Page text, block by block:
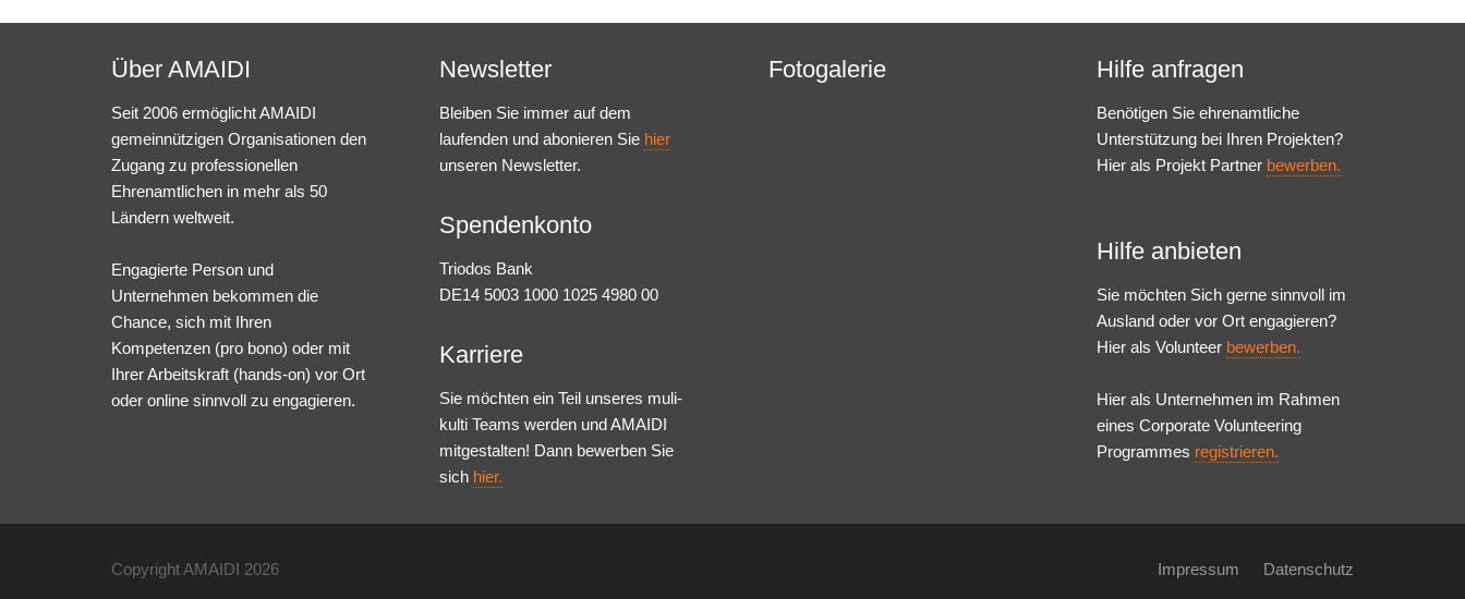
Über AMAIDI
Seit 2006 ermöglicht AMAIDI
gemeinnützigen Organisationen den
Zugang zu professionellen
Ehrenamtlichen in mehr als 50
Ländern weltweit.
Engagierte Person und
Unternehmen bekommen die
Chance, sich mit Ihren
Kompetenzen (pro bono) oder mit
Ihrer Arbeitskraft (hands-on) vor Ort
oder online sinnvoll zu engagieren.
Newsletter
Bleiben Sie immer auf dem
laufenden und abonieren Sie hier
unseren Newsletter.
Spendenkonto
Triodos Bank
DE14 5003 1000 1025 4980 00
Karriere
Sie möchten ein Teil unseres muli-
kulti Teams werden und AMAIDI
mitgestalten! Dann bewerben Sie
sich hier.
Fotogalerie Hilfe anfragen
Benötigen Sie ehrenamtliche
Unterstützung bei Ihren Projekten?
Hier als Projekt Partner bewerben.
Hilfe anbieten
Sie möchten Sich gerne sinnvoll im
Ausland oder vor Ort engagieren?
Hier als Volunteer bewerben.
Hier als Unternehmen im Rahmen
eines Corporate Volunteering
Programmes registrieren.
Copyright AMAIDI 2026 Impressum Datenschutz